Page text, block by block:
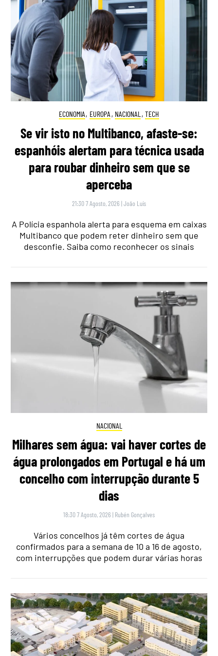
ECONOMIA, EUROPA , NACIONAL , TECH
Se vir isto no Multibanco, afaste-se:
espanhóis alertam para técnica usada
para roubar dinheiro sem que se
aperceba
21:30 7 Agosto, 2026 |João Luís
A Polícia espanhola alerta para esquema em caixas
Multibanco que podem reter dinheiro sem que
desconfie. Saiba como reconhecer os sinais
NACIONAL
Milhares sem água: vai haver cortes de
água prolongados em Portugal e há um
concelho com interrupção durante 5
dias
18:30 7 Agosto, 2026 | Rubén Gonçalves
Vários concelhos já têm cortes de água
confirmados para a semana de 10 a 16 de agosto,
com interrupções que podem durar várias horas